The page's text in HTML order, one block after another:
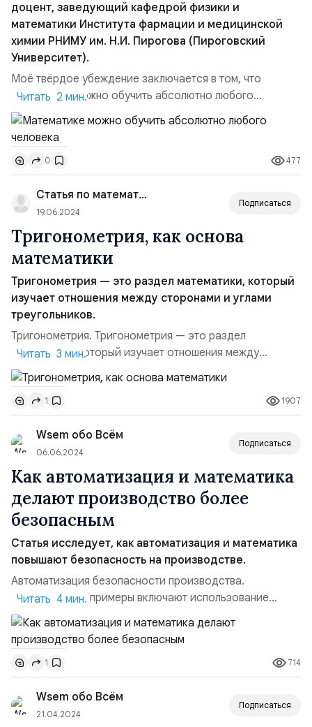
доцент, заведующий кафедрой физики и
математики Института фармации и медицинской
химии РНИМУ им. Н.И. Пирогова (Пироговский
Университет).
Моё твёрдое убеждение заключается в том, что
математике можно обучить абсолютно любого
человека.Для успешного освоения математики
обычному школьнику необходимо два условия: 1)
Большое количество часов, посвящённых обучению
математике и решению соответствующих заданий. 2)
Профессиональный педагог.Думаю, что причинами
существования сильной и успешной...
Читать 2 мин.
0 477
Статья по математике
19.06.2024
Подписаться
Тригонометрия, как основа
математики
Тригонометрия — это раздел математики, который
изучает отношения между сторонами и углами
треугольников.
Тригонометрия. Тригонометрия — это раздел
математики, который изучает отношения между
сторонами и углами треугольников. Она играет
ключевую роль в различных областях науки и техники,
от инженерии и физики до астрономии и компьютерной
графики. Тригонометрия основана на
тригонометрических функциях, таких как синус,
косинус и тангенс, которые описывают отн...
Читать 3 мин.
1 1907
Wsem обо Всём
06.06.2024
Подписаться
Как автоматизация и математика
делают производство более
безопасным
Статья исследует, как автоматизация и математика
повышают безопасность на производстве.
Автоматизация безопасности производства.
Предлагаемые примеры включают использование
роботов, систем мониторинга, ИИ и
автоматизированных управлений для предотвращения
ошибок и аварий. Также рассматривается роль
математических методов, таких как моделирование,
статистика, оптимизация и анализ данных, в
обеспечении безопасности и надежности
производствен...
Читать 4 мин.
1 714
Wsem обо Всём
21.04.2024
Подписаться